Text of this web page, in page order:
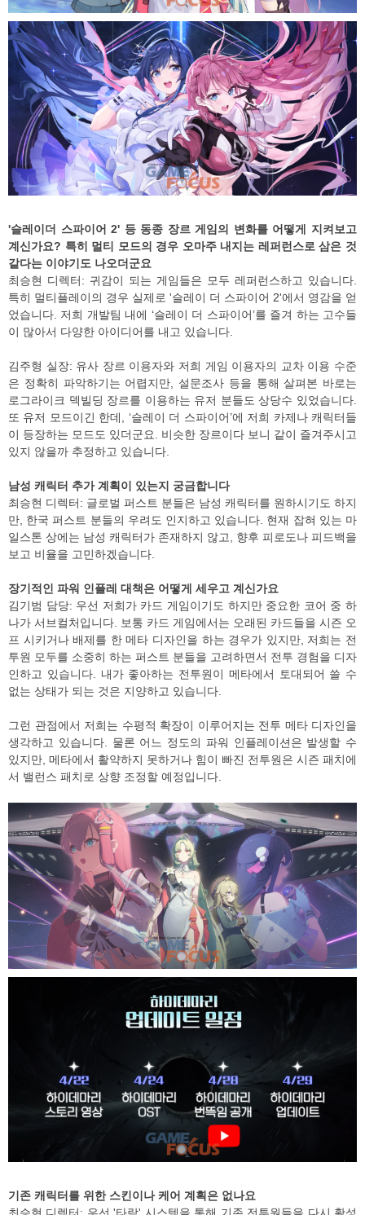
'슬레이더 스파이어 2' 등 동종 장르 게임의 변화를 어떻게 지켜보고
계신가요? 특히 멀티 모드의 경우 오마주 내지는 레퍼런스로 삼은 것
같다는 이야기도 나오더군요
최승현 디렉터: 귀감이 되는 게임들은 모두 레퍼런스하고 있습니다.
특히 멀티플레이의 경우 실제로 '슬레이 더 스파이어 2'에서 영감을 얻
었습니다. 저희 개발팀 내에 ‘슬레이 더 스파이어’를 즐겨 하는 고수들
이 많아서 다양한 아이디어를 내고 있습니다.
김주형 실장: 유사 장르 이용자와 저희 게임 이용자의 교차 이용 수준
은 정확히 파악하기는 어렵지만, 설문조사 등을 통해 살펴본 바로는
로그라이크 덱빌딩 장르를 이용하는 유저 분들도 상당수 있었습니다.
또 유저 모드이긴 한데, ‘슬레이 더 스파이어’에 저희 카제나 캐릭터들
이 등장하는 모드도 있더군요. 비슷한 장르이다 보니 같이 즐겨주시고
있지 않을까 추정하고 있습니다.
남성 캐릭터 추가 계획이 있는지 궁금합니다
최승현 디렉터: 글로벌 퍼스트 분들은 남성 캐릭터를 원하시기도 하지
만, 한국 퍼스트 분들의 우려도 인지하고 있습니다. 현재 잡혀 있는 마
일스톤 상에는 남성 캐릭터가 존재하지 않고, 향후 피로도나 피드백을
보고 비율을 고민하겠습니다.
장기적인 파워 인플레 대책은 어떻게 세우고 계신가요
김기범 담당: 우선 저희가 카드 게임이기도 하지만 중요한 코어 중 하
나가 서브컬처입니다. 보통 카드 게임에서는 오래된 카드들을 시즌 오
프 시키거나 배제를 한 메타 디자인을 하는 경우가 있지만, 저희는 전
투원 모두를 소중히 하는 퍼스트 분들을 고려하면서 전투 경험을 디자
인하고 있습니다. 내가 좋아하는 전투원이 메타에서 토대되어 쓸 수
없는 상태가 되는 것은 지양하고 있습니다.
그런 관점에서 저희는 수평적 확장이 이루어지는 전투 메타 디자인을
생각하고 있습니다. 물론 어느 정도의 파워 인플레이션은 발생할 수
있지만, 메타에서 활약하지 못하거나 힘이 빠진 전투원은 시즌 패치에
서 밸런스 패치로 상향 조정할 예정입니다.
기존 캐릭터를 위한 스킨이나 케어 계획은 없나요
최승현 디렉터: 우선 '타락' 시스템을 통해 기존 전투원들을 다시 활성